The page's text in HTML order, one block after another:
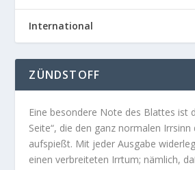
International
ZÜNDSTOFF
Eine besondere Note des Blattes ist
Seite“, die den ganz normalen
aufspießt. Mit jeder Ausgabe
einen verbreiteten Irrtum; nämlich,